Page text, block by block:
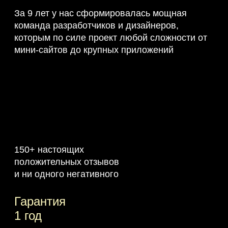
За 9 лет у нас сформировалась мощная
команда разработчиков и дизайнеров,
которым по силе проект любой сложности от
мини-сайтов до крупных приложений
150+ настоящих
положительных отзывов
и ни одного негативного
Гарантия
1 год